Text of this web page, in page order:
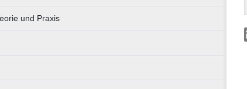
und Praxis